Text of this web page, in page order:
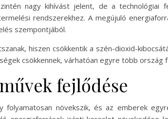
nagy kihívást jelent, de a
rendszerekhez. A megújuló
szempontjából.
hiszen csökkentik a szén-dioxid-
csökkennek, várhatóan egyre több
fejlődése
növekszik, és az emberek